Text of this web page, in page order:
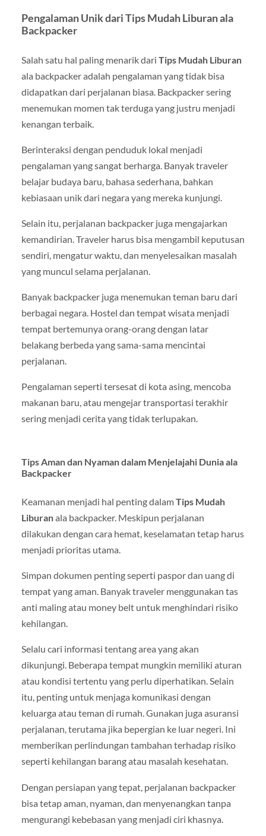
Pengalaman Unik dari Tips Mudah Liburan ala
Backpacker
Salah satu hal paling menarik dari Tips Mudah Liburan
ala backpacker adalah pengalaman yang tidak bisa
didapatkan dari perjalanan biasa. Backpacker sering
menemukan momen tak terduga yang justru menjadi
kenangan terbaik.
Berinteraksi dengan penduduk lokal menjadi
pengalaman yang sangat berharga. Banyak traveler
belajar budaya baru, bahasa sederhana, bahkan
kebiasaan unik dari negara yang mereka kunjungi.
Selain itu, perjalanan backpacker juga mengajarkan
kemandirian. Traveler harus bisa mengambil keputusan
sendiri, mengatur waktu, dan menyelesaikan masalah
yang muncul selama perjalanan.
Banyak backpacker juga menemukan teman baru dari
berbagai negara. Hostel dan tempat wisata menjadi
tempat bertemunya orang-orang dengan latar
belakang berbeda yang sama-sama mencintai
perjalanan.
Pengalaman seperti tersesat di kota asing, mencoba
makanan baru, atau mengejar transportasi terakhir
sering menjadi cerita yang tidak terlupakan.
Tips Aman dan Nyaman dalam Menjelajahi Dunia ala
Backpacker
Keamanan menjadi hal penting dalamTips Mudah
Liburanala backpacker. Meskipun perjalanan
dilakukan dengan cara hemat, keselamatan tetap harus
menjadi prioritas utama.
Simpan dokumen penting seperti paspor dan uang di
tempat yang aman. Banyak traveler menggunakan tas
anti maling atau money belt untuk menghindari risiko
kehilangan.
Selalu cari informasi tentang area yang akan
dikunjungi. Beberapa tempat mungkin memiliki aturan
atau kondisi tertentu yang perlu diperhatikan. Selain
itu, penting untuk menjaga komunikasi dengan
keluarga atau teman di rumah. Gunakan juga asuransi
perjalanan, terutama jika bepergian ke luar negeri. Ini
memberikan perlindungan tambahan terhadap risiko
seperti kehilangan barang atau masalah kesehatan.
Dengan persiapan yang tepat, perjalanan backpacker
bisa tetap aman, nyaman, dan menyenangkan tanpa
mengurangi kebebasan yang menjadi ciri khasnya.